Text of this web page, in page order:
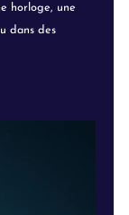
horloge, une
dans des